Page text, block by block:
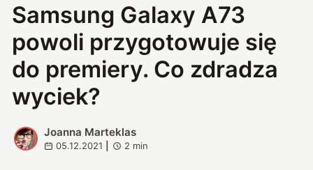
Samsung Galaxy A73
powoli przygotowuje się
do premiery. Co zdradza
wyciek?
J
Joanna Marteklas
05.12.2021 2 min